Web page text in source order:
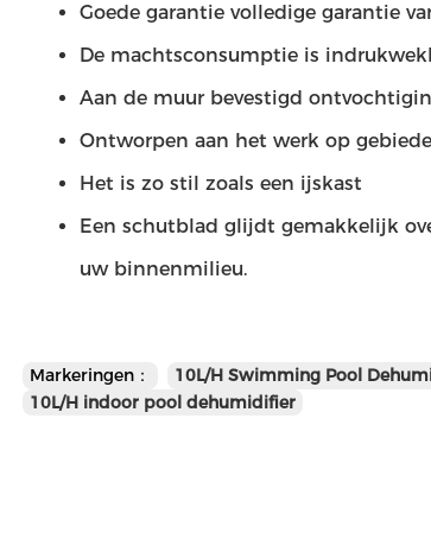
Goede garantie volledige garantie
De machtsconsumptie is
Aan de muur bevestigd
Ontworpen aan het werk op
Het is zo stil zoals een ijskast
Een schutblad glijdt gemakkelijk
uw binnenmilieu.
Markeringen： 10L/H Swimming Pool
10L/H indoor pool dehumidifier